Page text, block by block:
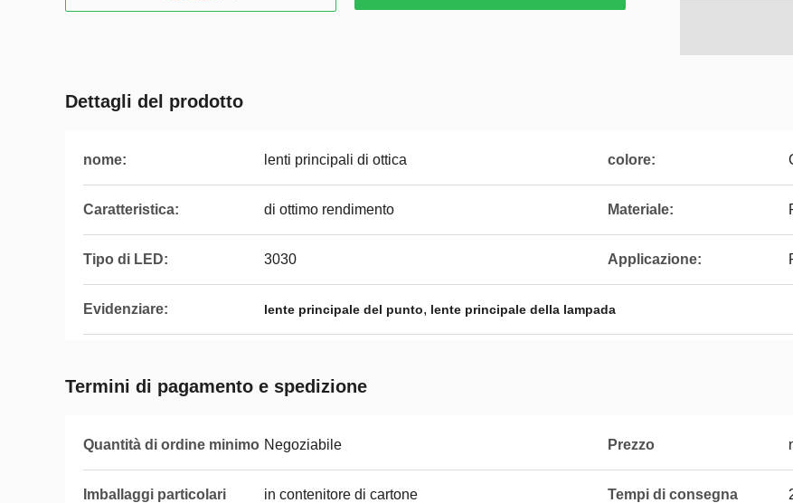
Dettagli del prodotto
nome: lenti principali di ottica colore:
Caratteristica: di ottimo rendimento Materiale:
Tipo di LED: 3030 Applicazione:
Evidenziare: lente principale del punto, lente principale della lampada
Termini di pagamento e spedizione
Quantità di ordine minimo Negoziabile Prezzo
Imballaggi particolari in contenitore di cartone Tempi di consegna